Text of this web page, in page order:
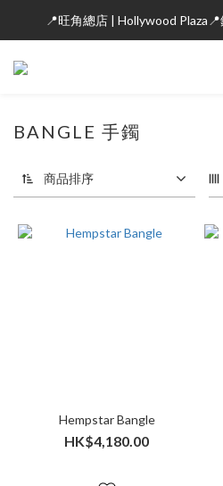
📍旺角總店 | Hollywood
BANGLE 手鐲
商品排序
Hempstar Bangle
HK$4,180.00